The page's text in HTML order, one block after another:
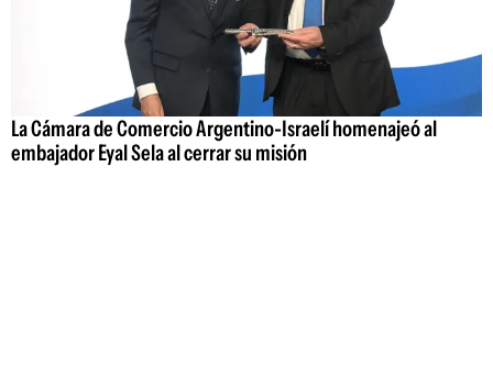
La Cámara de Comercio Argentino-Israelí homenajeó al
embajador Eyal Sela al cerrar su misión